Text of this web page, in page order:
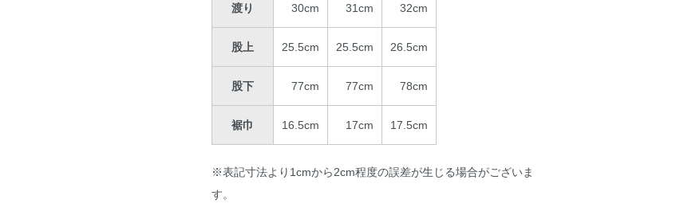
渡り 30cm 31cm 32cm
股上 25.5cm 25.5cm 26.5cm
股下 77cm 77cm 78cm
裾巾 16.5cm 17cm 17.5cm
※表記寸法より1cmから2cm程度の誤差が生じる場合がございま
す。